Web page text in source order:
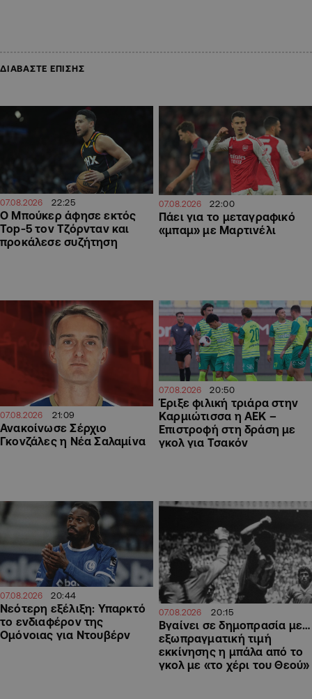
ΔΙΑΒΑΣΤΕ ΕΠΙΣΗΣ
07.08.2026 22:25
Ο Μπούκερ άφησε εκτός
Top-5 τον Τζόρνταν και
προκάλεσε συζήτηση
07.08.2026 22:00
Πάει για το μεταγραφικό
«μπαμ» με Μαρτινέλι
07.08.2026 21:09
Ανακοίνωσε Σέρχιο
Γκονζάλες η Νέα Σαλαμίνα
07.08.2026 20:50
Έριξε φιλική τριάρα στην
Καρμιώτισσα η ΑΕΚ –
Επιστροφή στη δράση με
γκολ για Τσακόν
07.08.2026 20:44
Νεότερη εξέλιξη: Υπαρκτό
το ενδιαφέρον της
Ομόνοιας για Ντουβέρν
07.08.2026 20:15
Βγαίνει σε δημοπρασία με…
εξωπραγματική τιμή
εκκίνησης η μπάλα από το
γκολ με «το χέρι του Θεού»